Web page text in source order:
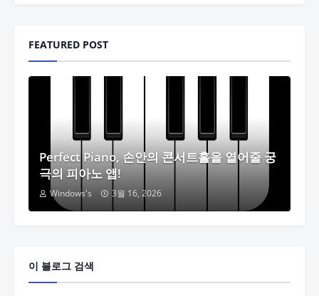
FEATURED POST
Perfect Piano, 손안의 콘서트홀을 열어줄 궁
극의 피아노 앱!
Windows's 3월 16, 2026
이 블로그 검색